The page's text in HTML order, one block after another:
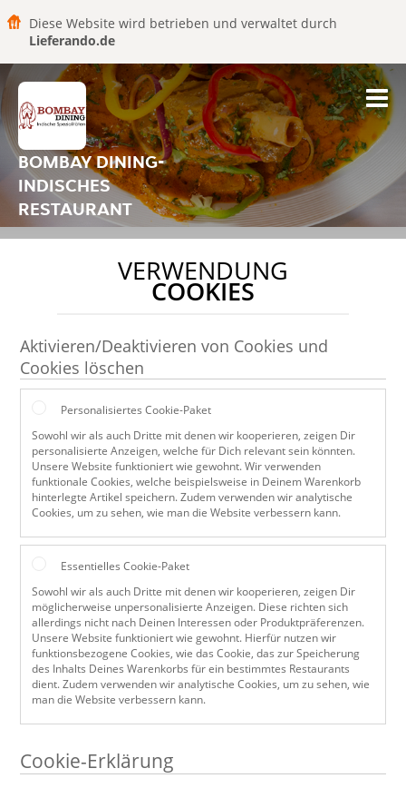
Diese Website wird betrieben und verwaltet durch
Lieferando.de
BOMBAY DINING-
INDISCHES
RESTAURANT
VERWENDUNG
COOKIES
Aktivieren/Deaktivieren von Cookies und
Cookies löschen
Personalisiertes Cookie-Paket
Sowohl wir als auch Dritte mit denen wir kooperieren, zeigen Dir
personalisierte Anzeigen, welche für Dich relevant sein könnten.
Unsere Website funktioniert wie gewohnt. Wir verwenden
funktionale Cookies, welche beispielsweise in Deinem Warenkorb
hinterlegte Artikel speichern. Zudem verwenden wir analytische
Cookies, um zu sehen, wie man die Website verbessern kann.
Essentielles Cookie-Paket
Sowohl wir als auch Dritte mit denen wir kooperieren, zeigen Dir
möglicherweise unpersonalisierte Anzeigen. Diese richten sich
allerdings nicht nach Deinen Interessen oder Produktpräferenzen.
Unsere Website funktioniert wie gewohnt. Hierfür nutzen wir
funktionsbezogene Cookies, wie das Cookie, das zur Speicherung
des Inhalts Deines Warenkorbs für ein bestimmtes Restaurants
dient. Zudem verwenden wir analytische Cookies, um zu sehen, wie
man die Website verbessern kann.
Cookie-Erklärung